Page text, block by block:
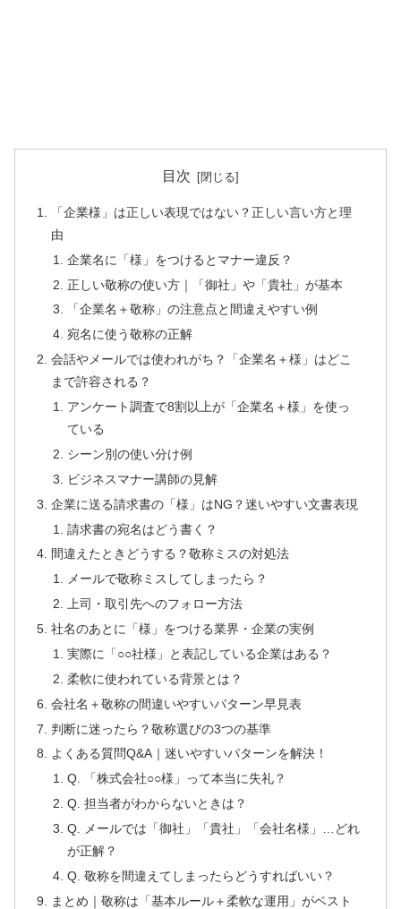
目次
「企業様」は正しい表現ではない？正しい言い方と理
由
企業名に「様」をつけるとマナー違反？
正しい敬称の使い方｜「御社」や「貴社」が基本
「企業名＋敬称」の注意点と間違えやすい例
宛名に使う敬称の正解
会話やメールでは使われがち？「企業名＋様」はどこ
まで許容される？
アンケート調査で8割以上が「企業名＋様」を使っ
ている
シーン別の使い分け例
ビジネスマナー講師の見解
企業に送る請求書の「様」はNG？迷いやすい文書表現
請求書の宛名はどう書く？
間違えたときどうする？敬称ミスの対処法
メールで敬称ミスしてしまったら？
上司・取引先へのフォロー方法
社名のあとに「様」をつける業界・企業の実例
実際に「○○社様」と表記している企業はある？
柔軟に使われている背景とは？
会社名＋敬称の間違いやすいパターン早見表
判断に迷ったら？敬称選びの3つの基準
よくある質問Q&A｜迷いやすいパターンを解決！
Q. 「株式会社○○様」って本当に失礼？
Q. 担当者がわからないときは？
Q. メールでは「御社」「貴社」「会社名様」…どれ
が正解？
Q. 敬称を間違えてしまったらどうすればいい？
まとめ｜敬称は「基本ルール＋柔軟な運用」がベスト